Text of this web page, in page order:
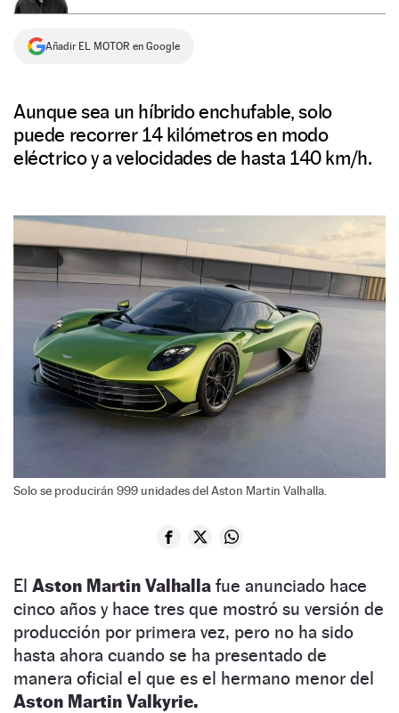
Añadir EL MOTOR en Google
Aunque sea un híbrido enchufable, solo
puede recorrer 14 kilómetros en modo
eléctrico y a velocidades de hasta 140 km/h.
Solo se producirán 999 unidades del Aston Martin Valhalla.
El Aston Martin Valhalla fue anunciado hace
cinco años y hace tres que mostró su versión de
producción por primera vez, pero no ha sido
hasta ahora cuando se ha presentado de
manera oficial el que es el hermano menor del
Aston Martin Valkyrie.